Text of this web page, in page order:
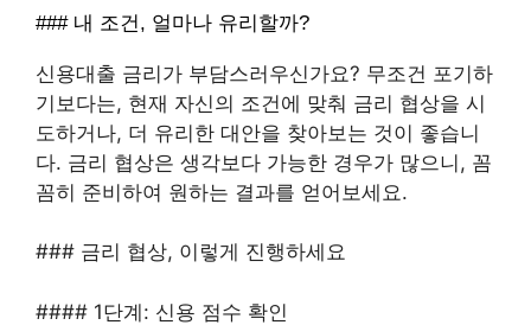
### 내 조건, 얼마나 유리할까?
신용대출 금리가 부담스러우신가요? 무조건 포기하
기보다는, 현재 자신의 조건에 맞춰 금리 협상을 시
도하거나, 더 유리한 대안을 찾아보는 것이 좋습니
다. 금리 협상은 생각보다 가능한 경우가 많으니, 꼼
꼼히 준비하여 원하는 결과를 얻어보세요.
### 금리 협상, 이렇게 진행하세요
#### 1단계: 신용 점수 확인